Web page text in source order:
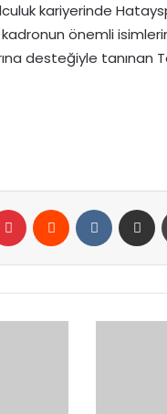
kariyerinde
önemli
desteğiyle tanınan
Pinterest Reddit